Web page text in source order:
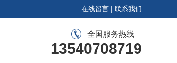
在线留言 | 联系我们
全国服务热线：
13540708719